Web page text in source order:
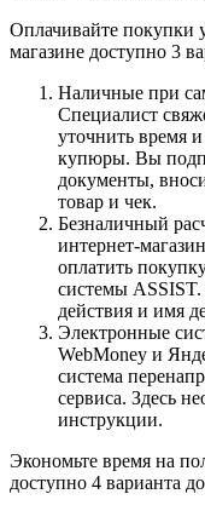
Оплачивайте покупки
магазине доступно 3
Наличные при
Специалист
уточнить время
купюры. Вы
документы,
товар и чек.
Безналичный
интернет-
оплатить
системы
действия и имя
Электронные
WebMoney и
система
сервиса. Здесь
инструкции.
Экономьте время на
доступно 4 варианта